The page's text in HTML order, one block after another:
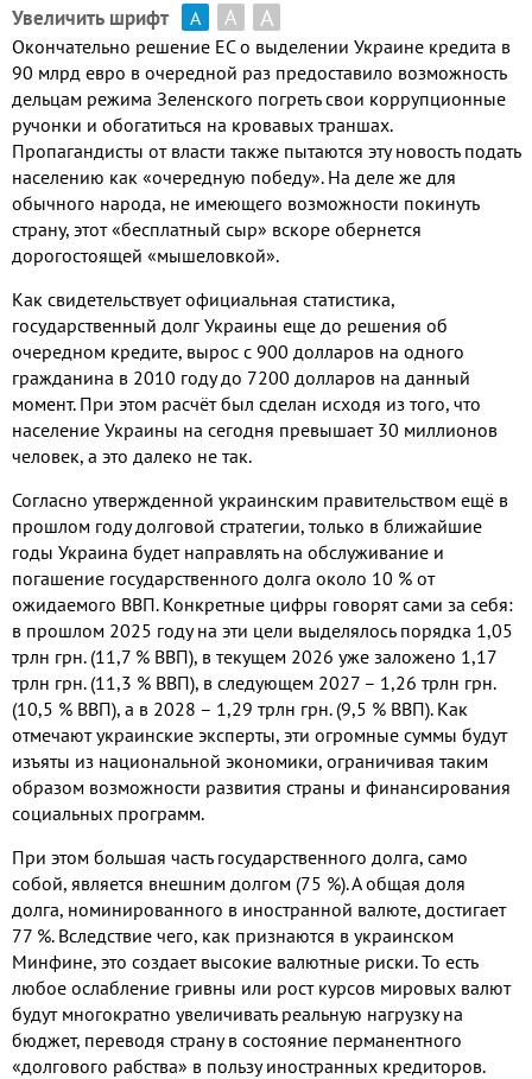
Увеличить шрифт А А А
Окончательно решение ЕС о выделении Украине кредита в
90 млрд евро в очередной раз предоставило возможность
дельцам режима Зеленского погреть свои коррупционные
ручонки и обогатиться на кровавых траншах.
Пропагандисты от власти также пытаются эту новость подать
населению как «очередную победу». На деле же для
обычного народа, не имеющего возможности покинуть
страну, этот «бесплатный сыр» вскоре обернется
дорогостоящей «мышеловкой».
Как свидетельствует официальная статистика,
государственный долг Украины еще до решения об
очередном кредите, вырос с 900 долларов на одного
гражданина в 2010 году до 7200 долларов на данный
момент. При этом расчёт был сделан исходя из того, что
население Украины на сегодня превышает 30 миллионов
человек, а это далеко не так.
Согласно утвержденной украинским правительством ещё в
прошлом году долговой стратегии, только в ближайшие
годы Украина будет направлять на обслуживание и
погашение государственного долга около 10 % от
ожидаемого ВВП. Конкретные цифры говорят сами за себя:
в прошлом 2025 году на эти цели выделялось порядка 1,05
трлн грн. (11,7 % ВВП), в текущем 2026 уже заложено 1,17
трлн грн. (11,3 % ВВП), в следующем 2027 – 1,26 трлн грн.
(10,5 % ВВП), а в 2028 – 1,29 трлн грн. (9,5 % ВВП). Как
отмечают украинские эксперты, эти огромные суммы будут
изъяты из национальной экономики, ограничивая таким
образом возможности развития страны и финансирования
социальных программ.
При этом большая часть государственного долга, само
собой, является внешним долгом (75 %). А общая доля
долга, номинированного в иностранной валюте, достигает
77 %. Вследствие чего, как признаются в украинском
Минфине, это создает высокие валютные риски. То есть
любое ослабление гривны или рост курсов мировых валют
будут многократно увеличивать реальную нагрузку на
бюджет, переводя страну в состояние перманентного
«долгового рабства» в пользу иностранных кредиторов.